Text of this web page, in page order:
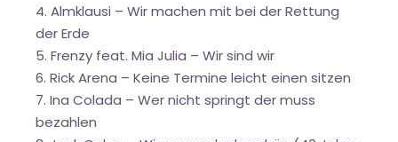
4. Almklausi – Wir machen mit bei der Rettung
der Erde
5. Frenzy feat. Mia Julia – Wir sind wir
6. Rick Arena – Keine Termine leicht einen sitzen
7. Ina Colada – Wer nicht springt der muss
bezahlen